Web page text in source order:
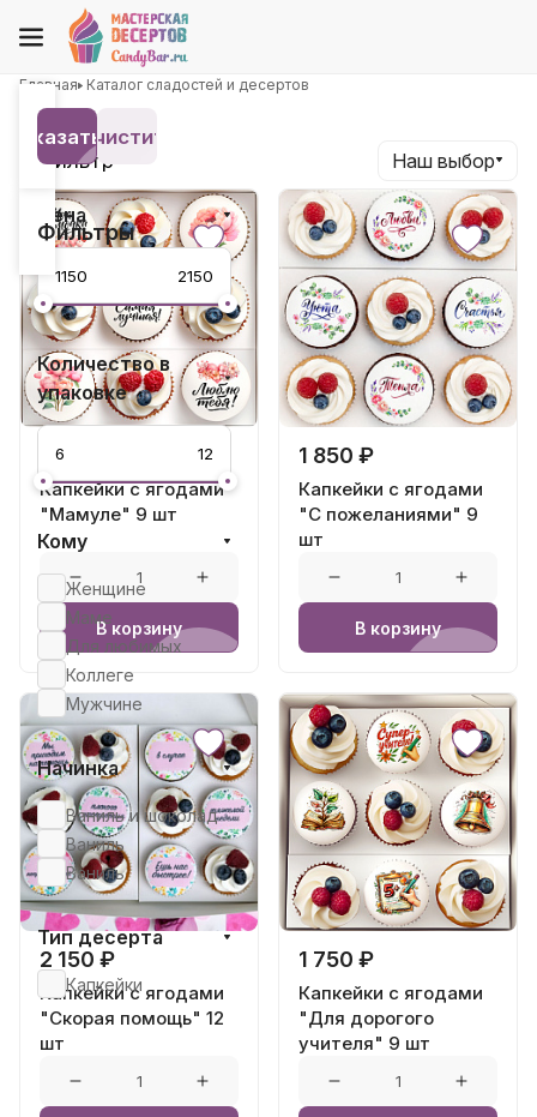
Главная Каталог сладостей и десертов
1 850 ₽
Капкейки с ягодами
"Мамуле" 9 шт
В корзину
1 850 ₽
Капкейки с ягодами
"С пожеланиями" 9
шт
В корзину
2 150 ₽
Капкейки с ягодами
"Скорая помощь" 12
шт
1 750 ₽
Капкейки с ягодами
"Для дорогого
учителя" 9 шт
Наш выбор
Фильтр
Фильтры
Цена
Количество в
упаковке
Кому
Женщине
Маме
Для любимых
Коллеге
Мужчине
Начинка
Ваниль и шоколад
Ваниль
Ваниль
Тип десерта
Капкейки
Показать 14
Очистить